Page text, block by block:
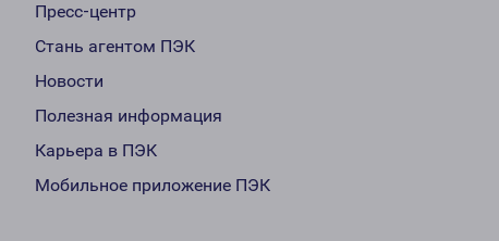
Пресс-центр
Стань агентом ПЭК
Новости
Полезная информация
Карьера в ПЭК
Мобильное приложение ПЭК